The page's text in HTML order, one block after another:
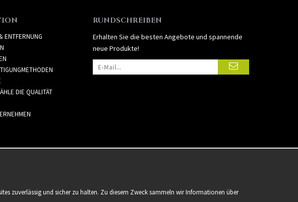
ENTFERNUNG
DIE QUALITÄT
RUNDSCHREIBEN
Erhalten Sie die besten Angebote und spannende
neue Produkte!
zuverlässig und sicher zu halten. Zu diesem Zweck sammeln wir Informationen über